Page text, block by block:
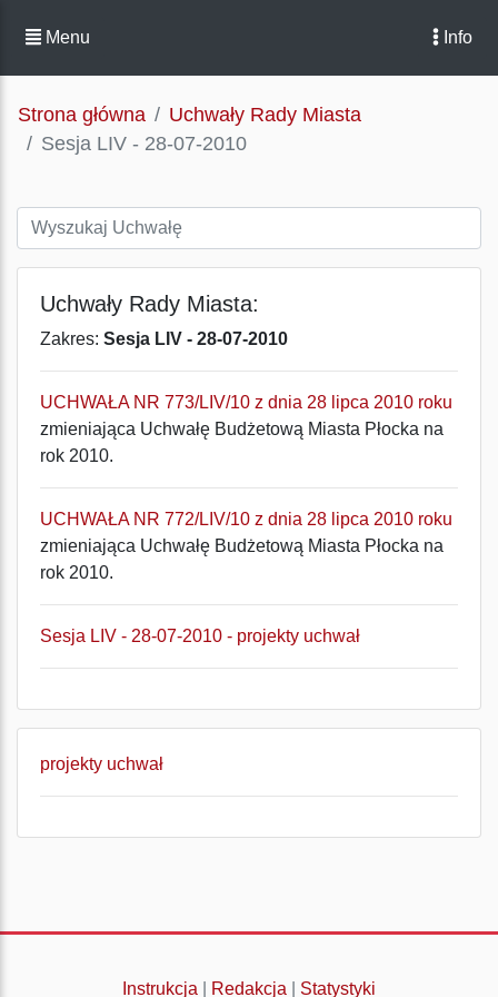
Menu Info
Strona główna
Uchwały Rady Miasta
Sesja LIV - 28-07-2010
Uchwały Rady Miasta:
Zakres: Sesja LIV - 28-07-2010
UCHWAŁA NR 773/LIV/10 z dnia 28 lipca 2010 roku
zmieniająca Uchwałę Budżetową Miasta Płocka na
rok 2010.
UCHWAŁA NR 772/LIV/10 z dnia 28 lipca 2010 roku
zmieniająca Uchwałę Budżetową Miasta Płocka na
rok 2010.
Sesja LIV - 28-07-2010 - projekty uchwał
projekty uchwał
Instrukcja Redakcja Statystyki